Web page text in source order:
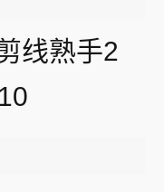
线熟手2